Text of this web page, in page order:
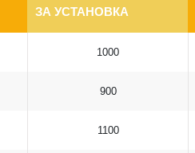
ЗА УСТАНОВКА
1000
900
1100